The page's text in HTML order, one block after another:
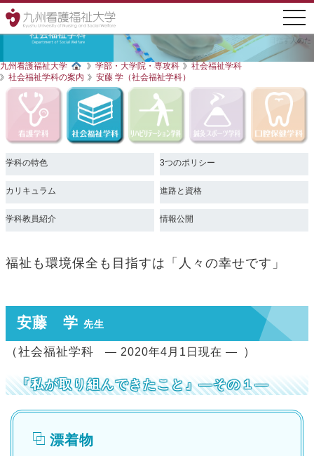
九州・沖縄で、看護師・社会福祉士・理学療法士・はり師・きゅう師・歯科衛生士を目指す人のた
九州看護福祉大学 学部・大学院・専攻科
社会福祉学科
社会福祉学科の案内
安藤 学（社会福祉学科）
学科の特色 3つのポリシー
カリキュラム 進路と資格
学科教員紹介 情報公開
福祉も環境保全も目指すは「人々の幸せです」
安藤 学 先生
（社会福祉学科 ― 2020年4月1日現在 ― ）
『私が取り組んできたこと』―その１―
漂着物